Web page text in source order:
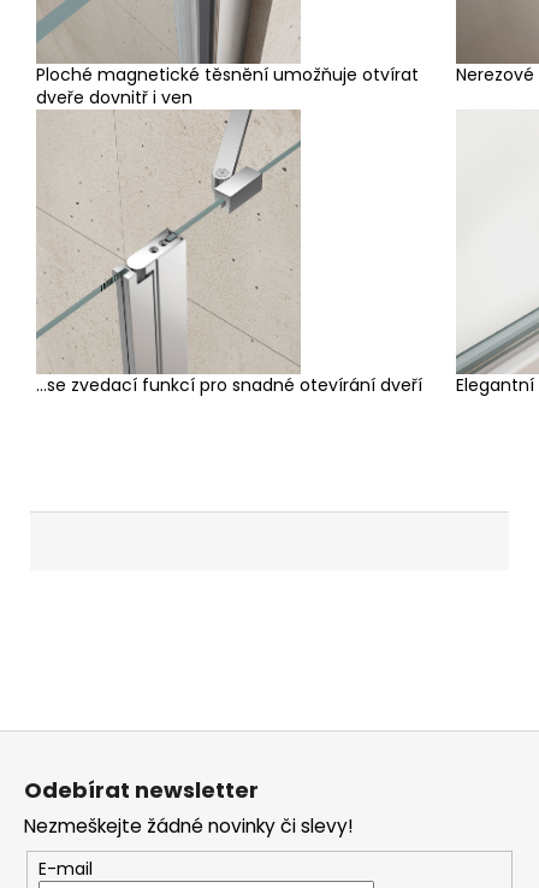
Ploché magnetické těsnění umožňuje otvírat
dveře dovnitř i ven
...se zvedací funkcí pro snadné otevírání dveří
Z
Odebírat newsletter
Nezmeškejte žádné novinky či slevy!
E-mail